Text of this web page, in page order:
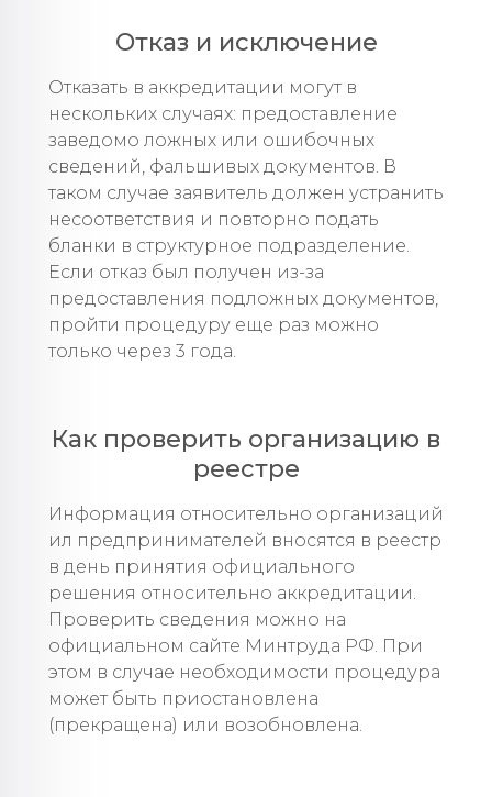
Отказ и исключение
Отказать в аккредитации могут в
нескольких случаях: предоставление
заведомо ложных или ошибочных
сведений, фальшивых документов. В
таком случае заявитель должен устранить
несоответствия и повторно подать
бланки в структурное подразделение.
Если отказ был получен из-за
предоставления подложных документов,
пройти процедуру еще раз можно
только через 3 года.
Как проверить организацию в
реестре
Информация относительно организаций
ил предпринимателей вносятся в реестр
в день принятия официального
решения относительно аккредитации.
Проверить сведения можно на
официальном сайте Минтруда РФ. При
этом в случае необходимости процедура
может быть приостановлена
(прекращена) или возобновлена.